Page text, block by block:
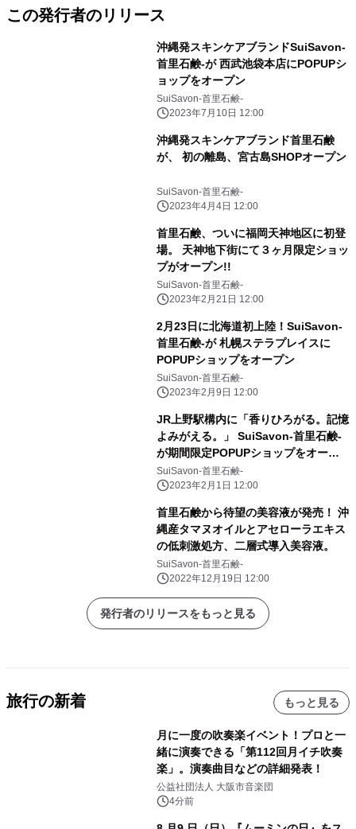
この発行者のリリース
沖縄発スキンケアブランドSuiSavon-
首里石鹸-が 西武池袋本店にPOPUPシ
ョップをオープン
SuiSavon-首里石鹸-
2023年7月10日 12:00
沖縄発スキンケアブランド首里石鹸
が、 初の離島、宮古島SHOPオープン
SuiSavon-首里石鹸-
2023年4月4日 12:00
首里石鹸、ついに福岡天神地区に初登
場。 天神地下街にて３ヶ月限定ショッ
プがオープン!!
SuiSavon-首里石鹸-
2023年2月21日 12:00
2月23日に北海道初上陸！SuiSavon-
首里石鹸-が 札幌ステラプレイスに
POPUPショップをオープン
SuiSavon-首里石鹸-
2023年2月9日 12:00
JR上野駅構内に「香りひろがる。記憶
よみがえる。」 SuiSavon-首里石鹸-
が期間限定POPUPショップをオープ
ン
SuiSavon-首里石鹸-
2023年2月1日 12:00
首里石鹸から待望の美容液が発売！ 沖
縄産タマヌオイルとアセローラエキス
の低刺激処方、二層式導入美容液。
SuiSavon-首里石鹸-
2022年12月19日 12:00
発行者のリリースをもっと見る
旅行の新着 もっと見る
月に一度の吹奏楽イベント！プロと一
緒に演奏できる「第112回月イチ吹奏
楽」。演奏曲目などの詳細発表！
公益社団法人 大阪市音楽団
4分前